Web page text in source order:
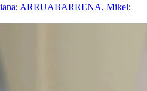
; ARRUABARRENA, Mikel;